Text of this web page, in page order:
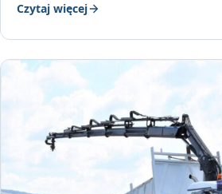
Czytaj więcej